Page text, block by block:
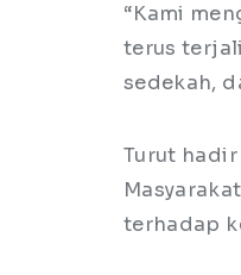
“Kami
terus
sedekah,
Turut
terhadap